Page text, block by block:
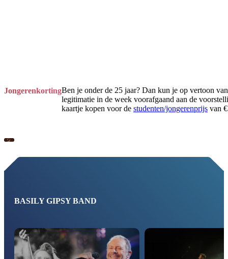
JongerenkortingBen je onder de 25 jaar? Dan kun je op vertoon
legitimatie in de week voorafgaand aan de
kaartje kopen voor de studenten/jongerenprijs van
BASILY GIPSY BAND